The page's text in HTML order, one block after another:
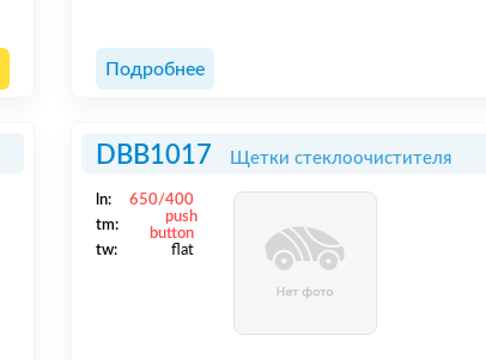
Подробнее
DBB1017 Щетки стеклоочистителя
ln:
650/400
tm:
push
button
tw:
flat